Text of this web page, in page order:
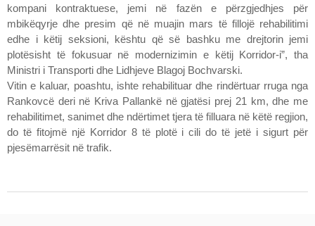
kompani kontraktuese, jemi në fazën e përzgjedhjes për
mbikëqyrje dhe presim që në muajin mars të fillojë rehabilitimi
edhe i këtij seksioni, kështu që së bashku me drejtorin jemi
plotësisht të fokusuar në modernizimin e këtij Korridor-i”, tha
Ministri i Transporti dhe Lidhjeve Blagoj Bochvarski.
Vitin e kaluar, poashtu, ishte rehabilituar dhe rindërtuar rruga nga
Rankovcë deri në Kriva Pallankë në gjatësi prej 21 km, dhe me
rehabilitimet, sanimet dhe ndërtimet tjera të filluara në këtë regjion,
do të fitojmë një Korridor 8 të plotë i cili do të jetë i sigurt për
pjesëmarrësit në trafik.